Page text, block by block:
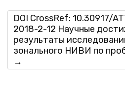
DOI CrossRef: 10.30917/
2018-2-12 Научные
результаты
зонального НИВИ по
→